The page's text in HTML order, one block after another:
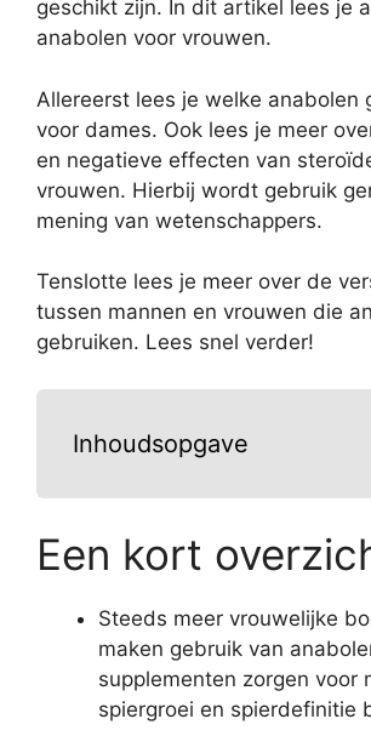
geschikt zijn. In dit artikel lees je
anabolen voor vrouwen.
Allereerst lees je welke anabolen
voor dames. Ook lees je meer
en negatieve effecten van
vrouwen. Hierbij wordt gebruik
mening van wetenschappers.
Tenslotte lees je meer over de
tussen mannen en vrouwen die
gebruiken. Lees snel verder!
Inhoudsopgave
Een kort
Steeds meer vrouwelijke
maken gebruik van
supplementen zorgen voor
spiergroei en spierdefinitie